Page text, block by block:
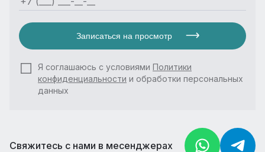
Записаться на просмотр
Я соглашаюсь с условиями Политики
конфиденциальности и обработки персональных
данных
Свяжитесь с нами в месенджерах